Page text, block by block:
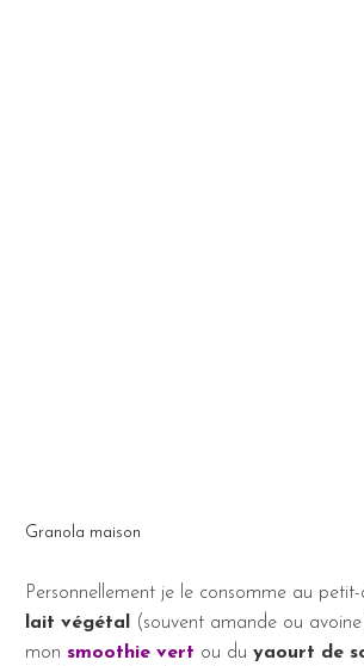
Granola maison
Personnellement je le consomme au
lait végétal (souvent amande ou
mon smoothie vert ou du yaourt de